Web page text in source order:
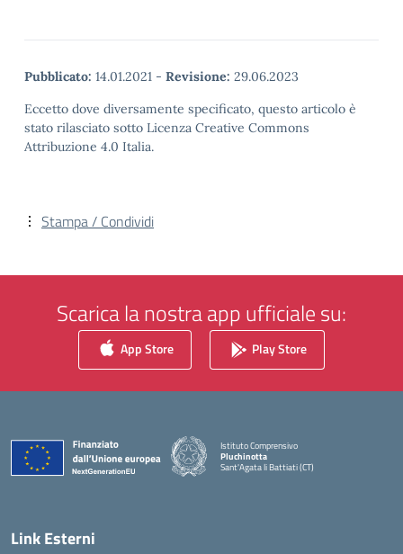
Pubblicato: 14.01.2021 - Revisione: 29.06.2023
Eccetto dove diversamente specificato, questo articolo è
stato rilasciato sotto Licenza Creative Commons
Attribuzione 4.0 Italia.
Stampa / Condividi
Scarica la nostra app ufficiale su:
App Store Play Store
Istituto Comprensivo
Pluchinotta
Sant'Agata li Battiati (CT)
— Visita la pagina iniziale della scuola
Link Esterni